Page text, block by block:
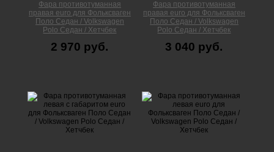
Фара противотуманная
правая euro для Фольксваген
Поло Cедан / Volkswagen
Polo Седан / Хетчбек
2 970 руб.
Фара противотуманная
правая euro для Фольксваген
Поло Cедан / Volkswagen
Polo Седан / Хетчбек
3 040 руб.